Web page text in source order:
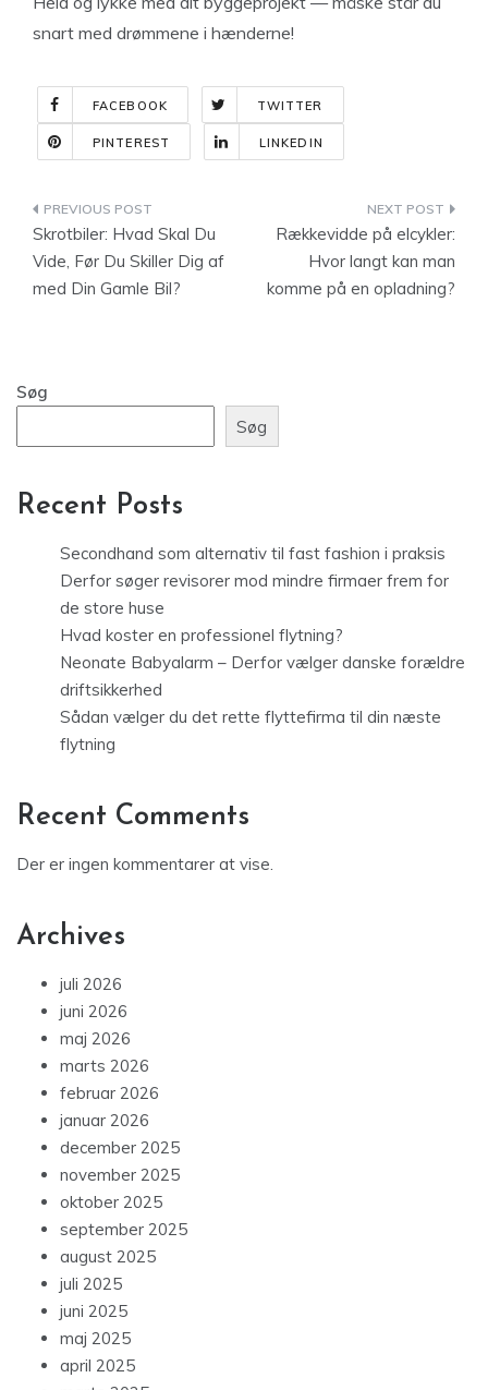
snart med drømmene i hænderne!
FACEBOOK TWITTER
PINTEREST LINKEDIN
Indlægsnavigation
Skrotbiler: Hvad Skal Du
Vide, Før Du Skiller Dig af
med Din Gamle Bil?
Rækkevidde på elcykler:
Hvor langt kan man
komme på en opladning?
Søg
Søg
Recent Posts
Secondhand som alternativ til fast fashion i praksis
Derfor søger revisorer mod mindre firmaer frem for
de store huse
Hvad koster en professionel flytning?
Neonate Babyalarm – Derfor vælger danske forældre
driftsikkerhed
Sådan vælger du det rette flyttefirma til din næste
flytning
Recent Comments
Der er ingen kommentarer at vise.
Archives
juli 2026
juni 2026
maj 2026
marts 2026
februar 2026
januar 2026
december 2025
november 2025
oktober 2025
september 2025
august 2025
juli 2025
juni 2025
maj 2025
april 2025